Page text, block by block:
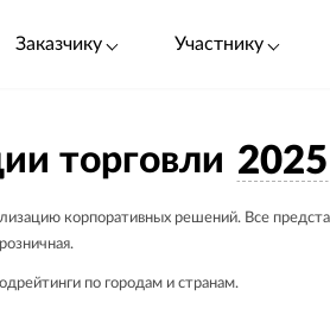
Заказчику Участнику
торговли 2025
корпоративных решений. Все
по городам и странам.